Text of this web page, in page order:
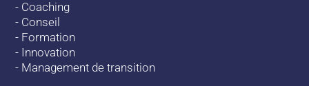
- Coaching
- Conseil
- Formation
- Innovation
- Management de transition